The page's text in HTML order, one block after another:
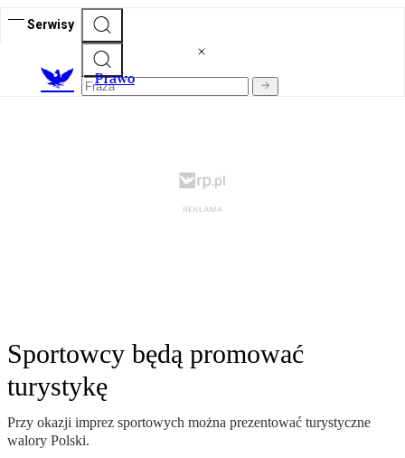
Serwisy
Prawo
Sportowcy będą promować
turystykę
Przy okazji imprez sportowych można prezentować turystyczne
walory Polski.